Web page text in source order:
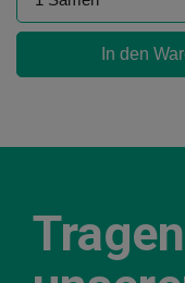
In den